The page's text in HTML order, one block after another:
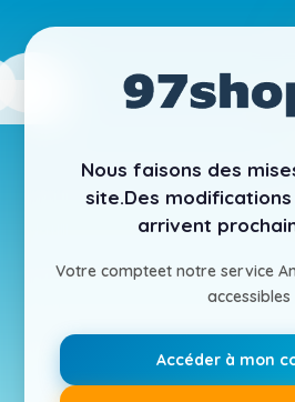
Nous faisons des
site.Des
arrivent
Votre compteet notre service
accessibles
Accéder à mon